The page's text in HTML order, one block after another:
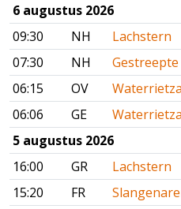
6 augustus 2026
09:30
NH
Lachstern
07:30
NH
06:15
OV
06:06
GE
5 augustus 2026
16:00
GR
Lachstern
15:20
FR